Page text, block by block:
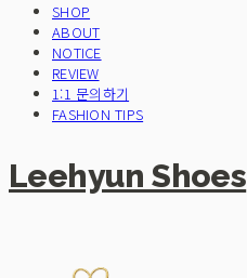
SHOP
ABOUT
NOTICE
REVIEW
1:1 문의하기
FASHION TIPS
Leehyun Shoes